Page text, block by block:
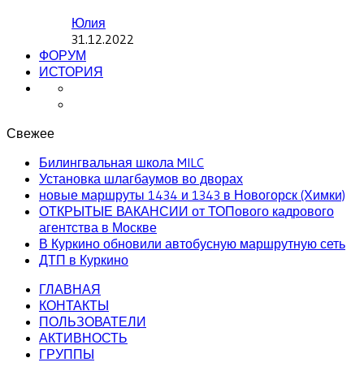
Юлия
31.12.2022
ФОРУМ
ИСТОРИЯ
Свежее
Билингвальная школа MILC
Установка шлагбаумов во дворах
новые маршруты 1434 и 1343 в Новогорск (Химки)
ОТКРЫТЫЕ ВАКАНСИИ от ТОПового кадрового
агентства в Москве
В Куркино обновили автобусную маршрутную сеть
ДТП в Куркино
ГЛАВНАЯ
КОНТАКТЫ
ПОЛЬЗОВАТЕЛИ
АКТИВНОСТЬ
ГРУППЫ